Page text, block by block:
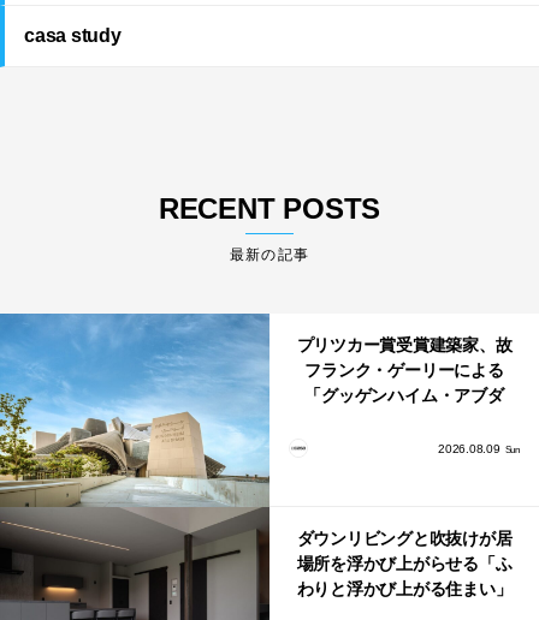
casa study
RECENT POSTS
最新の記事
プリツカー賞受賞建築家、故
フランク・ゲーリーによる
「グッゲンハイム・アブダ
2026.08.09 Sun
ダウンリビングと吹抜けが居
場所を浮かび上がらせる「ふ
わりと浮かび上がる住まい」